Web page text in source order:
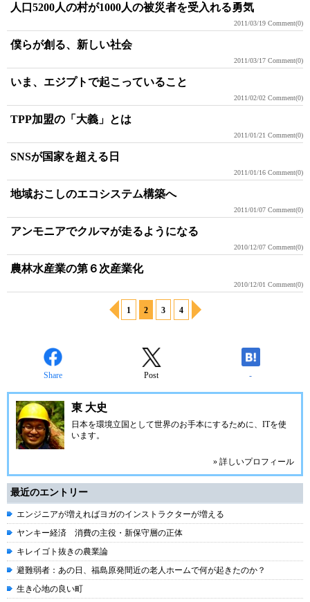
人口5200人の村が1000人の被災者を受入れる勇気
2011/03/19 Comment(0)
僕らが創る、新しい社会
2011/03/17 Comment(0)
いま、エジプトで起こっていること
2011/02/02 Comment(0)
TPP加盟の「大義」とは
2011/01/21 Comment(0)
SNSが国家を超える日
2011/01/16 Comment(0)
地域おこしのエコシステム構築へ
2011/01/07 Comment(0)
アンモニアでクルマが走るようになる
2010/12/07 Comment(0)
農林水産業の第６次産業化
2010/12/01 Comment(0)
1 2 3 4
Share Post -
東 大史
日本を環境立国として世界のお手本にするために、ITを使
います。
» 詳しいプロフィール
最近のエントリー
エンジニアが増えればヨガのインストラクターが増える
ヤンキー経済 消費の主役・新保守層の正体
キレイゴト抜きの農業論
避難弱者：あの日、福島原発間近の老人ホームで何が起きたのか？
生き心地の良い町